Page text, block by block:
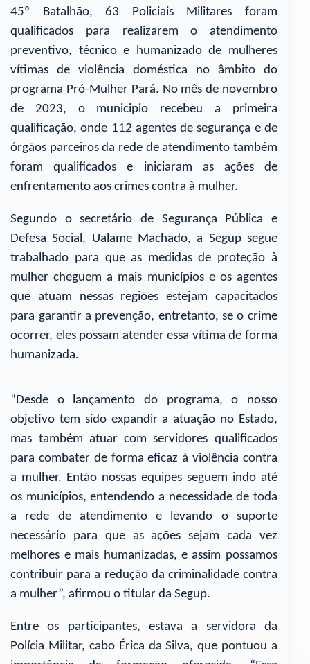
45º Batalhão, 63 Policiais Militares foram
qualificados para realizarem o atendimento
preventivo, técnico e humanizado de mulheres
vítimas de violência doméstica no âmbito do
programa Pró-Mulher Pará. No mês de novembro
de 2023, o municipio recebeu a primeira
qualificação, onde 112 agentes de segurança e de
órgãos parceiros da rede de atendimento também
foram qualificados e iniciaram as ações de
enfrentamento aos crimes contra à mulher.
Segundo o secretário de Segurança Pública e
Defesa Social, Ualame Machado, a Segup segue
trabalhado para que as medidas de proteção à
mulher cheguem a mais municípios e os agentes
que atuam nessas regiões estejam capacitados
para garantir a prevenção, entretanto, se o crime
ocorrer, eles possam atender essa vítima de forma
humanizada.
“Desde o lançamento do programa, o nosso
objetivo tem sido expandir a atuação no Estado,
mas também atuar com servidores qualificados
para combater de forma eficaz à violência contra
a mulher. Então nossas equipes seguem indo até
os municípios, entendendo a necessidade de toda
a rede de atendimento e levando o suporte
necessário para que as ações sejam cada vez
melhores e mais humanizadas, e assim possamos
contribuir para a redução da criminalidade contra
a mulher”, afirmou o titular da Segup.
Entre os participantes, estava a servidora da
Polícia Militar, cabo Érica da Silva, que pontuou a